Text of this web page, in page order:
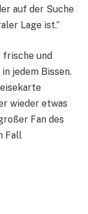
auf der Suche
Lage ist.”
und
jedem Bissen.
wieder etwas
Fan des
Fall